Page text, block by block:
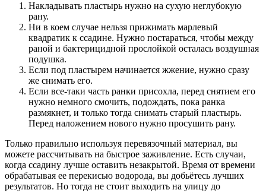
Накладывать пластырь нужно на сухую неглубокую
рану.
Ни в коем случае нельзя прижимать марлевый
квадратик к ссадине. Нужно постараться, чтобы между
раной и бактерицидной прослойкой осталась воздушная
подушка.
Если под пластырем начинается жжение, нужно сразу
же снимать его.
Если все-таки часть ранки присохла, перед снятием его
нужно немного смочить, подождать, пока ранка
размякнет, и только тогда снимать старый пластырь.
Перед наложением нового нужно просушить рану.
Только правильно используя перевязочный материал, вы
можете рассчитывать на быстрое заживление. Есть случаи,
когда ссадину лучше оставить незакрытой. Время от времени
обрабатывая ее перекисью водорода, вы добьётесь лучших
результатов. Но тогда не стоит выходить на улицу до